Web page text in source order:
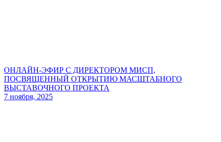
ОНЛАЙН-ЭФИР С ДИРЕКТОРОМ МИСП,
ПОСВЯЩЕННЫЙ ОТКРЫТИЮ МАСШТАБНОГО
ВЫСТАВОЧНОГО ПРОЕКТА
7 ноября, 2025